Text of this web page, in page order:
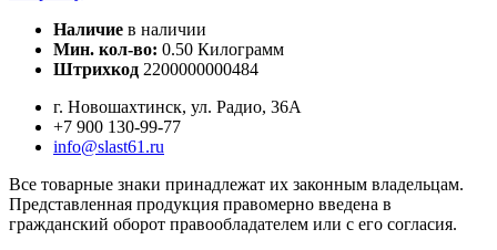
Наличие в наличии
Мин. кол-во: 0.50 Килограмм
Штрихкод 2200000000484
г. Новошахтинск, ул. Радио, 36А
+7 900 130-99-77
info@slast61.ru
Все товарные знаки принадлежат их законным владельцам.
Представленная продукция правомерно введена в
гражданский оборот правообладателем или с его согласия.